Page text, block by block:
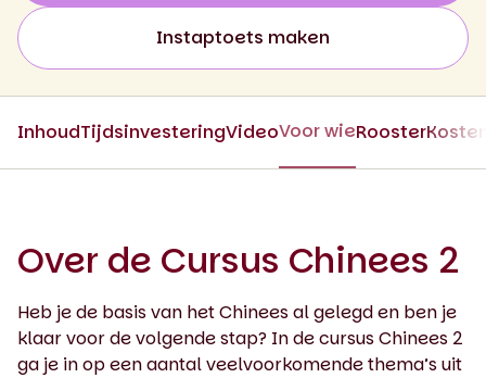
Instaptoets maken
InhoudTijdsinvesteringVideoVoor wieRooster
Over de Cursus Chinees 2
Heb je de basis van het Chinees al gelegd en ben je
klaar voor de volgende stap? In de cursus Chinees 2
ga je in op een aantal veelvoorkomende thema’s uit